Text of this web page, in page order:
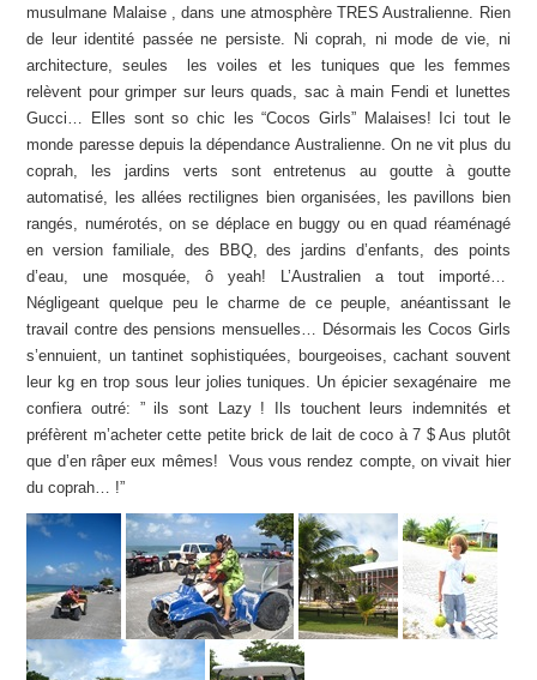
musulmane Malaise , dans une atmosphère TRES Australienne. Rien
de leur identité passée ne persiste. Ni coprah, ni mode de vie, ni
architecture, seules les voiles et les tuniques que les femmes
relèvent pour grimper sur leurs quads, sac à main Fendi et lunettes
Gucci… Elles sont so chic les “Cocos Girls” Malaises! Ici tout le
monde paresse depuis la dépendance Australienne. On ne vit plus du
coprah, les jardins verts sont entretenus au goutte à goutte
automatisé, les allées rectilignes bien organisées, les pavillons bien
rangés, numérotés, on se déplace en buggy ou en quad réaménagé
en version familiale, des BBQ, des jardins d’enfants, des points
d’eau, une mosquée, ô yeah! L’Australien a tout importé…
Négligeant quelque peu le charme de ce peuple, anéantissant le
travail contre des pensions mensuelles… Désormais les Cocos Girls
s’ennuient, un tantinet sophistiquées, bourgeoises, cachant souvent
leur kg en trop sous leur jolies tuniques. Un épicier sexagénaire me
confiera outré: ” ils sont Lazy ! Ils touchent leurs indemnités et
préfèrent m’acheter cette petite brick de lait de coco à 7 $ Aus plutôt
que d’en râper eux mêmes! Vous vous rendez compte, on vivait hier
du coprah… !”